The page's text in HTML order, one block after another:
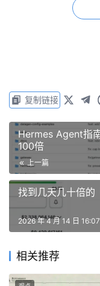
一.技术门槛在降低
复制链接
Hermes Agent指
100倍
上一篇
找到几天几十倍的
2026 年 4 月 14 日 16:07
相关推荐